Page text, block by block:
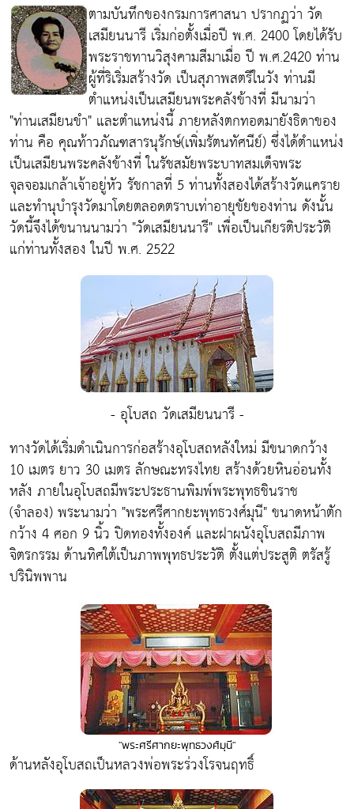
ตามบันทึกของกรมการศาสนา ปรากฏว่า วัด
เสมียนนารี เริ่มก่อตั้งเมื่อปี พ.ศ. 2400 โดยได้รับ
พระราชทานวิสุงคามสีมาเมื่อ ปี พ.ศ.2420 ท่าน
ผู้ที่ริเริ่มสร้างวัด เป็นสุภาพสตรีในวัง ท่านมี
ตำแหน่งเป็นเสมียนพระคลังข้างที่ มีนามว่า
"ท่านเสมียนขำ" และตำแหน่งนี้ ภายหลังตกทอดมายังธิดาของ
ท่าน คือ คุณท้าวภัณฑสารนุรักษ์(เพิ่มรัตนทัศนีย์) ซึ่งได้ตำแหน่ง
เป็นเสมียนพระคลังข้างที่ ในรัชสมัยพระบาทสมเด็จพระ
จุลจอมเกล้าเจ้าอยู่หัว รัชกาลที่ 5 ท่านทั้งสองได้สร้างวัดแคราย
และทำนุบำรุงวัดมาโดยตลอดตราบเท่าอายุขัยของท่าน ดังนั้น
วัดนี้จึงได้ขนานนามว่า "วัดเสมียนนารี" เพื่อเป็นเกียรติประวัติ
แก่ท่านทั้งสอง ในปี พ.ศ. 2522
- อุโบสถ วัดเสมียนนารี -
ทางวัดได้เริ่มดำเนินการก่อสร้างอุโบสถหลังใหม่ มีขนาดกว้าง
10 เมตร ยาว 30 เมตร ลักษณะทรงไทย สร้างด้วยหินอ่อนทั้ง
หลัง ภายในอุโบสถมีพระประธานพิมพ์พระพุทธชินราช
(จำลอง) พระนามว่า "พระศรีศากยะพุทธวงศ์มุนี" ขนาดหน้าตัก
กว้าง 4 ศอก 9 นิ้ว ปิดทองทั้งองค์ และฝาผนังอุโบสถมีภาพ
จิตรกรรม ด้านทิศใต้เป็นภาพพุทธประวัติ ตั้งแต่ประสูติ ตรัสรู้
ปรินิพพาน
"พระศรีศากยะพุทธวงศ์มุนี"
ด้านหลังอุโบสถเป็นหลวงพ่อพระร่วงโรจนฤทธิ์